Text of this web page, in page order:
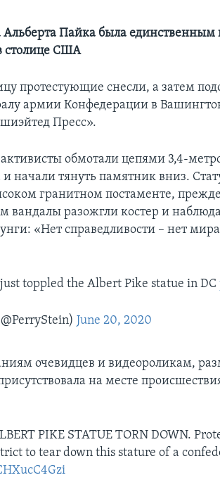
Альберта Пайка была
столице США
протестующие снесли, а затем
армии Конфедерации в
Пресс».
обмотали цепями 3,4-
начали тянуть памятник вниз.
гранитном постаменте,
вандалы разожгли костер и
«Нет справедливости – нет
toppled the Albert Pike statue in DC
June 20, 2020
очевидцев и видеороликам,
на месте
PIKE STATUE TORN DOWN.
to tear down this stature of a